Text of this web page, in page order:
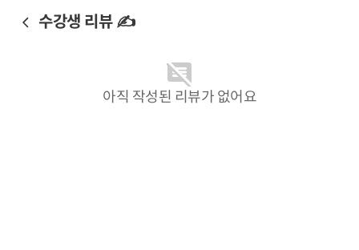
수강생 리뷰 ✍️
아직 작성된 리뷰가 없어요